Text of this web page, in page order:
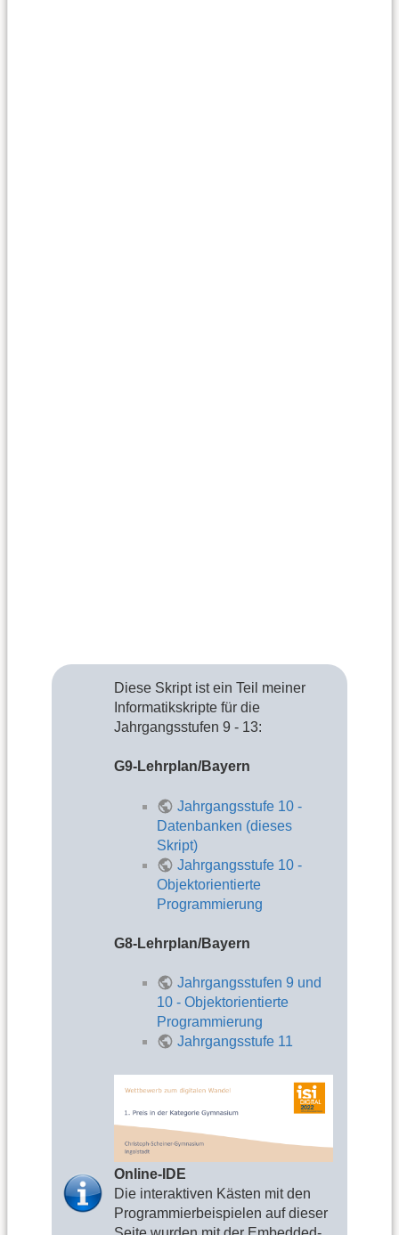
Diese Skript ist ein Teil meiner
Informatikskripte für die
Jahrgangsstufen 9 - 13:
G9-Lehrplan/Bayern
Jahrgangsstufe 10 -
Datenbanken (dieses
Skript)
Jahrgangsstufe 10 -
Objektorientierte
Programmierung
G8-Lehrplan/Bayern
Jahrgangsstufen 9 und
10 - Objektorientierte
Programmierung
Jahrgangsstufe 11
Online-IDE
Die interaktiven Kästen mit den
Programmierbeispielen auf dieser